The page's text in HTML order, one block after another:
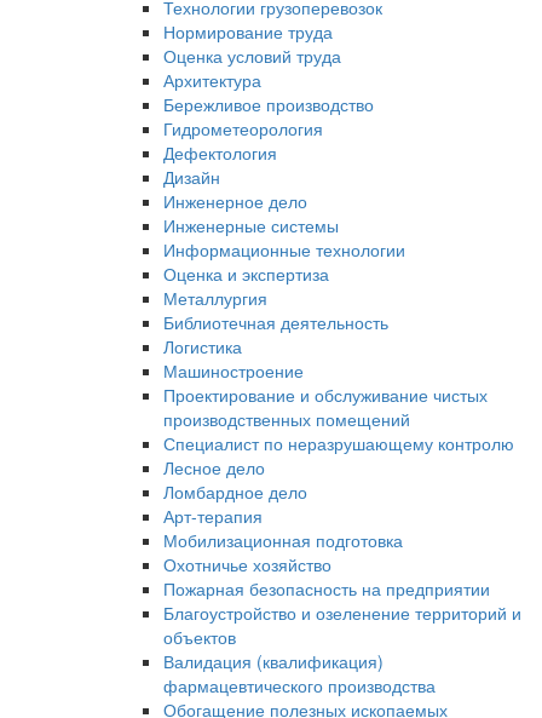
Технологии грузоперевозок
Нормирование труда
Оценка условий труда
Архитектура
Бережливое производство
Гидрометеорология
Дефектология
Дизайн
Инженерное дело
Инженерные системы
Информационные технологии
Оценка и экспертиза
Металлургия
Библиотечная деятельность
Логистика
Машиностроение
Проектирование и обслуживание чистых
производственных помещений
Специалист по неразрушающему контролю
Лесное дело
Ломбардное дело
Арт-терапия
Мобилизационная подготовка
Охотничье хозяйство
Пожарная безопасность на предприятии
Благоустройство и озеленение территорий и
объектов
Валидация (квалификация)
фармацевтического производства
Обогащение полезных ископаемых